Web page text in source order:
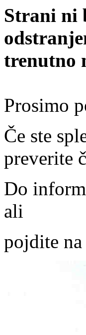
Strani ni
trenutno
Prosimo
Če ste
preverite
Do
ali
pojdite na